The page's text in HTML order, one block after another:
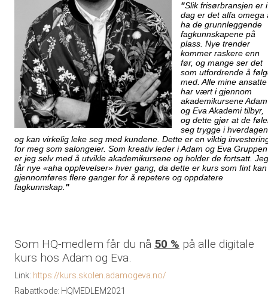
"Slik frisørbransjen er i
dag er det alfa omega
ha de grunnleggende
fagkunnskapene på
plass. Nye trender
kommer raskere enn
før, og mange ser det
som utfordrende å
med. Alle mine ansatte
har vært i gjennom
akademikursene Adam
og Eva Akademi tilbyr,
og dette gjør at de
seg trygge i
og kan virkelig leke seg med kundene. Dette er en viktig
for meg som salongeier. Som kreativ leder i Adam og Eva Gruppen
er jeg selv med å utvikle akademikursene og holder de fortsatt. Jeg
får nye «aha opplevelser» hver gang, da dette er kurs som fint kan
gjennomføres flere ganger for å repetere og oppdatere
fagkunnskap."
Som HQ-medlem får du nå 50 % på alle digitale
kurs hos Adam og Eva.
Link: https://kurs.skolen.adamogeva.no/
Rabattkode: HQMEDLEM2021